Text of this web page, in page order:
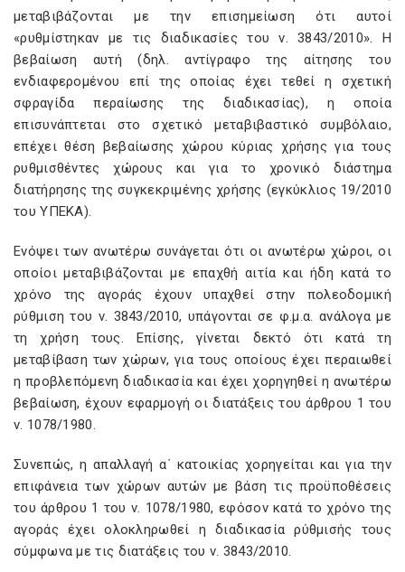
μεταβιβάζονται με την επισημείωση ότι αυτοί
«ρυθμίστηκαν με τις διαδικασίες του ν. 3843/2010». Η
βεβαίωση αυτή (δηλ. αντίγραφο της αίτησης του
ενδιαφερομένου επί της οποίας έχει τεθεί η σχετική
σφραγίδα περαίωσης της διαδικασίας), η οποία
επισυνάπτεται στο σχετικό μεταβιβαστικό συμβόλαιο,
επέχει θέση βεβαίωσης χώρου κύριας χρήσης για τους
ρυθμισθέντες χώρους και για το χρονικό διάστημα
διατήρησης της συγκεκριμένης χρήσης (εγκύκλιος 19/2010
του ΥΠΕΚΑ).
Ενόψει των ανωτέρω συνάγεται ότι οι ανωτέρω χώροι, οι
οποίοι μεταβιβάζονται με επαχθή αιτία και ήδη κατά το
χρόνο της αγοράς έχουν υπαχθεί στην πολεοδομική
ρύθμιση του ν. 3843/2010, υπάγονται σε φ.μ.α. ανάλογα με
τη χρήση τους. Επίσης, γίνεται δεκτό ότι κατά τη
μεταβίβαση των χώρων, για τους οποίους έχει περαιωθεί
η προβλεπόμενη διαδικασία και έχει χορηγηθεί η ανωτέρω
βεβαίωση, έχουν εφαρμογή οι διατάξεις του άρθρου 1 του
ν. 1078/1980.
Συνεπώς, η απαλλαγή α΄ κατοικίας χορηγείται και για την
επιφάνεια των χώρων αυτών με βάση τις προϋποθέσεις
του άρθρου 1 του ν. 1078/1980, εφόσον κατά το χρόνο της
αγοράς έχει ολοκληρωθεί η διαδικασία ρύθμισής τους
σύμφωνα με τις διατάξεις του ν. 3843/2010.